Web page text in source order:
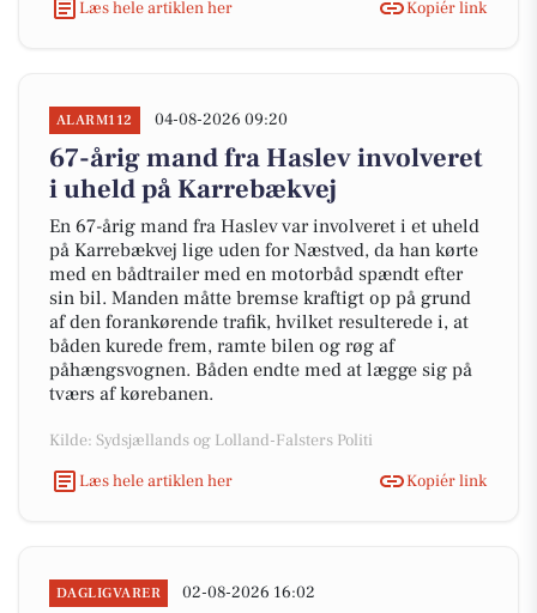
Læs hele artiklen her
Kopiér link
ALARM112 04-08-2026 09:20
67-årig mand fra Haslev involveret
i uheld på Karrebækvej
En 67-årig mand fra Haslev var involveret i et uheld
på Karrebækvej lige uden for Næstved, da han kørte
med en bådtrailer med en motorbåd spændt efter
sin bil. Manden måtte bremse kraftigt op på grund
af den forankørende trafik, hvilket resulterede i, at
båden kurede frem, ramte bilen og røg af
påhængsvognen. Båden endte med at lægge sig på
tværs af kørebanen.
Kilde: Sydsjællands og Lolland-Falsters Politi
Læs hele artiklen her
Kopiér link
DAGLIGVARER 02-08-2026 16:02